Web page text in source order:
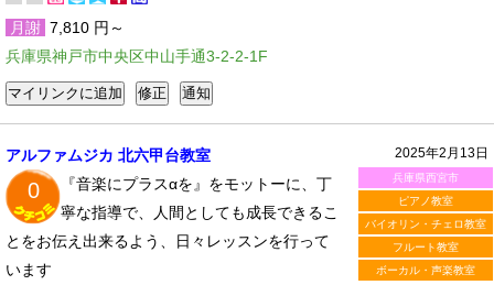
月謝 7,810 円～
兵庫県神戸市中央区中山手通3-2-2-1F
2025年2月13日
兵庫県西宮市
ピアノ教室
バイオリン・チェロ教室
フルート教室
ボーカル・声楽教室
アルファムジカ 北六甲台教室
0
『音楽にプラスαを』をモットーに、丁
寧な指導で、人間としても成長できるこ
とをお伝え出来るよう、日々レッスンを行って
います